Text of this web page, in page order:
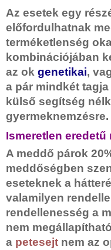
Az esetek egy
előfordulhatnak
terméketlenség
kombinációjában
az ok genetikai,
a pár mindkét
külső segítség
gyermeknemzésre.
Ismeretlen eredetű
A meddő párok
meddőségben
eseteknek a
valamilyen
rendellenesség a
nem
a petesejt nem az